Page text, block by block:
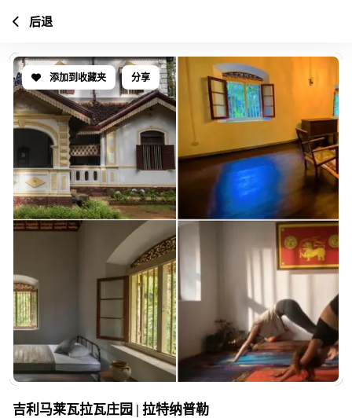
添加到收藏夹 分享
吉利马莱瓦拉瓦庄园 | 拉特纳普勒
后退